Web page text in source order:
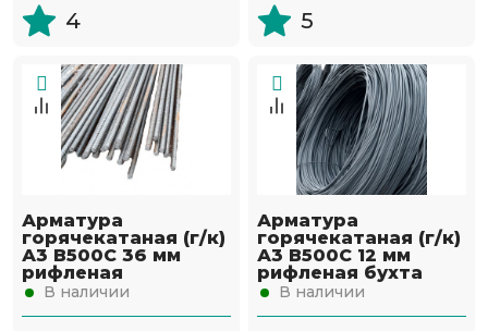
4 5
Арматура
горячекатаная (г/к)
А3 В500С 36 мм
рифленая
В наличии
Арматура
горячекатаная (г/к)
А3 В500С 12 мм
рифленая бухта
В наличии